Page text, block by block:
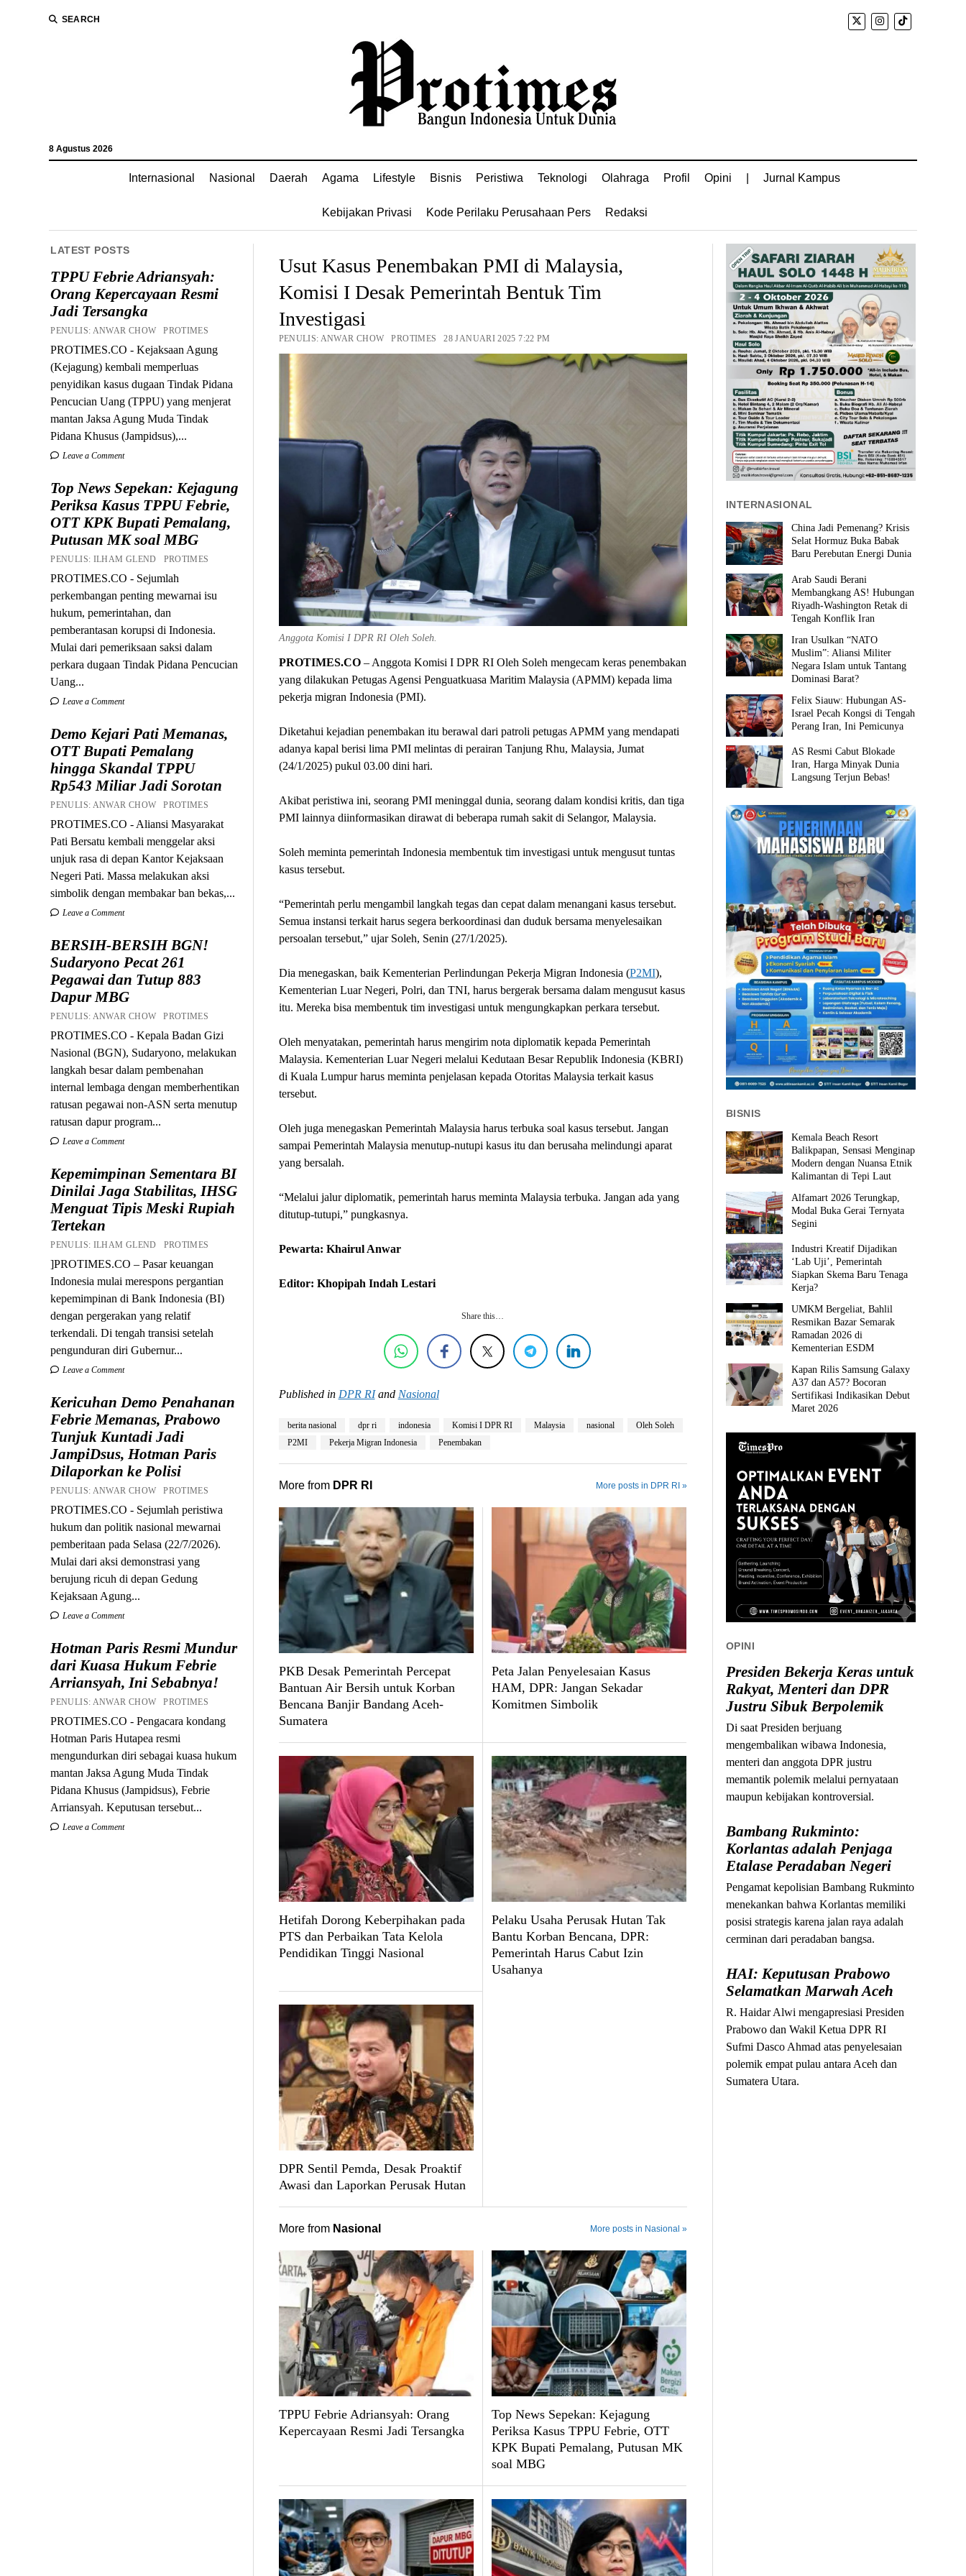
SEARCH
8 Agustus 2026
Internasional Nasional Daerah Agama Lifestyle Bisnis Peristiwa Teknologi Olahraga Profil Opini Jurnal Kampus
Kebijakan Privasi Kode Perilaku Perusahaan Pers Redaksi
LATEST POSTS
TPPU Febrie Adriansyah:
Orang Kepercayaan Resmi
Jadi Tersangka
PENULIS: ANWAR CHOW PROTIMES
PROTIMES.CO - Kejaksaan Agung
(Kejagung) kembali memperluas
penyidikan kasus dugaan Tindak Pidana
Pencucian Uang (TPPU) yang menjerat
mantan Jaksa Agung Muda Tindak
Pidana Khusus (Jampidsus),...
Leave a Comment
Top News Sepekan: Kejagung
Periksa Kasus TPPU Febrie,
OTT KPK Bupati Pemalang,
Putusan MK soal MBG
PENULIS: ILHAM GLEND PROTIMES
PROTIMES.CO - Sejumlah
perkembangan penting mewarnai isu
hukum, pemerintahan, dan
pemberantasan korupsi di Indonesia.
Mulai dari pemeriksaan saksi dalam
perkara dugaan Tindak Pidana Pencucian
Uang...
Leave a Comment
Demo Kejari Pati Memanas,
OTT Bupati Pemalang
hingga Skandal TPPU
Rp543 Miliar Jadi Sorotan
PENULIS: ANWAR CHOW PROTIMES
PROTIMES.CO - Aliansi Masyarakat
Pati Bersatu kembali menggelar aksi
unjuk rasa di depan Kantor Kejaksaan
Negeri Pati. Massa melakukan aksi
simbolik dengan membakar ban bekas,...
Leave a Comment
BERSIH-BERSIH BGN!
Sudaryono Pecat 261
Pegawai dan Tutup 883
Dapur MBG
PENULIS: ANWAR CHOW PROTIMES
PROTIMES.CO - Kepala Badan Gizi
Nasional (BGN), Sudaryono, melakukan
langkah besar dalam pembenahan
internal lembaga dengan memberhentikan
ratusan pegawai non-ASN serta menutup
ratusan dapur program...
Leave a Comment
Kepemimpinan Sementara BI
Dinilai Jaga Stabilitas, IHSG
Menguat Tipis Meski Rupiah
Tertekan
PENULIS: ILHAM GLEND PROTIMES
]PROTIMES.CO – Pasar keuangan
Indonesia mulai merespons pergantian
kepemimpinan di Bank Indonesia (BI)
dengan pergerakan yang relatif
terkendali. Di tengah transisi setelah
pengunduran diri Gubernur...
Leave a Comment
Kericuhan Demo Penahanan
Febrie Memanas, Prabowo
Tunjuk Kuntadi Jadi
JampiDsus, Hotman Paris
Dilaporkan ke Polisi
PENULIS: ANWAR CHOW PROTIMES
PROTIMES.CO - Sejumlah peristiwa
hukum dan politik nasional mewarnai
pemberitaan pada Selasa (22/7/2026).
Mulai dari aksi demonstrasi yang
berujung ricuh di depan Gedung
Kejaksaan Agung...
Leave a Comment
Hotman Paris Resmi Mundur
dari Kuasa Hukum Febrie
Arriansyah, Ini Sebabnya!
PENULIS: ANWAR CHOW PROTIMES
PROTIMES.CO - Pengacara kondang
Hotman Paris Hutapea resmi
mengundurkan diri sebagai kuasa hukum
mantan Jaksa Agung Muda Tindak
Pidana Khusus (Jampidsus), Febrie
Arriansyah. Keputusan tersebut...
Leave a Comment
Usut Kasus Penembakan PMI di Malaysia,
Komisi I Desak Pemerintah Bentuk Tim
Investigasi
PENULIS: ANWAR CHOW PROTIMES 28 JANUARI 2025 7:22 PM
Anggota Komisi I DPR RI Oleh Soleh.
PROTIMES.CO– Anggota Komisi I DPR RI Oleh Soleh mengecam keras penembakan
yang dilakukan Petugas Agensi Penguatkuasa Maritim Malaysia (APMM) kepada lima
pekerja migran Indonesia (PMI).
Diketahui kejadian penembakan itu berawal dari patroli petugas APMM yang mendapati
adanya kapal berisi lima PMI melintas di perairan Tanjung Rhu, Malaysia, Jumat
(24/1/2025) pukul 03.00 dini hari.
Akibat peristiwa ini, seorang PMI meninggal dunia, seorang dalam kondisi kritis, dan tiga
PMI lainnya diinformasikan dirawat di beberapa rumah sakit di Selangor, Malaysia.
Soleh meminta pemerintah Indonesia membentuk tim investigasi untuk mengusut tuntas
kasus tersebut.
“Pemerintah perlu mengambil langkah tegas dan cepat dalam menangani kasus tersebut.
Semua instansi terkait harus segera berkoordinasi dan duduk bersama menyelesaikan
persoalan tersebut,” ujar Soleh, Senin (27/1/2025).
Dia menegaskan, baik Kementerian Perlindungan Pekerja Migran Indonesia (P2MI),
Kementerian Luar Negeri, Polri, dan TNI, harus bergerak bersama dalam mengusut kasus
itu. Mereka bisa membentuk tim investigasi untuk mengungkapkan perkara tersebut.
Oleh menyatakan, pemerintah harus mengirim nota diplomatik kepada Pemerintah
Malaysia. Kementerian Luar Negeri melalui Kedutaan Besar Republik Indonesia (KBRI)
di Kuala Lumpur harus meminta penjelasan kepada Otoritas Malaysia terkait kasus
tersebut.
Oleh juga menegaskan Pemerintah Malaysia harus terbuka soal kasus tersebut. Jangan
sampai Pemerintah Malaysia menutup-nutupi kasus itu dan berusaha melindungi aparat
yang bersalah.
“Melalui jalur diplomatik, pemerintah harus meminta Malaysia terbuka. Jangan ada yang
ditutup-tutupi,” pungkasnya.
Pewarta: Khairul Anwar
Editor: Khopipah Indah Lestari
Share this…
Published in DPR RIand Nasional
berita nasional dpr ri indonesia Komisi I DPR RI Malaysia nasional
Oleh Soleh
P2MI
Pekerja Migran Indonesia Penembakan
More from DPR RI More posts in DPR RI »
PKB Desak Pemerintah Percepat
Bantuan Air Bersih untuk Korban
Bencana Banjir Bandang Aceh-
Sumatera
Peta Jalan Penyelesaian Kasus
HAM, DPR: Jangan Sekadar
Komitmen Simbolik
Hetifah Dorong Keberpihakan pada
PTS dan Perbaikan Tata Kelola
Pendidikan Tinggi Nasional
Pelaku Usaha Perusak Hutan Tak
Bantu Korban Bencana, DPR:
Pemerintah Harus Cabut Izin
Usahanya
DPR Sentil Pemda, Desak Proaktif
Awasi dan Laporkan Perusak Hutan
More from Nasional More posts in Nasional »
TPPU Febrie Adriansyah: Orang
Kepercayaan Resmi Jadi Tersangka
Top News Sepekan: Kejagung
Periksa Kasus TPPU Febrie, OTT
KPK Bupati Pemalang, Putusan MK
soal MBG
INTERNASIONAL
China Jadi Pemenang? Krisis
Selat Hormuz Buka Babak
Baru Perebutan Energi Dunia
Arab Saudi Berani
Membangkang AS! Hubungan
Riyadh-Washington Retak di
Tengah Konflik Iran
Iran Usulkan “NATO
Muslim”: Aliansi Militer
Negara Islam untuk Tantang
Dominasi Barat?
Felix Siauw: Hubungan AS-
Israel Pecah Kongsi di Tengah
Perang Iran, Ini Pemicunya
AS Resmi Cabut Blokade
Iran, Harga Minyak Dunia
Langsung Terjun Bebas!
BISNIS
Kemala Beach Resort
Balikpapan, Sensasi Menginap
Modern dengan Nuansa Etnik
Kalimantan di Tepi Laut
Alfamart 2026 Terungkap,
Modal Buka Gerai Ternyata
Segini
Industri Kreatif Dijadikan
‘Lab Uji’, Pemerintah
Siapkan Skema Baru Tenaga
Kerja?
UMKM Bergeliat, Bahlil
Resmikan Bazar Semarak
Ramadan 2026 di
Kementerian ESDM
Kapan Rilis Samsung Galaxy
A37 dan A57? Bocoran
Sertifikasi Indikasikan Debut
Maret 2026
OPINI
Presiden Bekerja Keras untuk
Rakyat, Menteri dan DPR
Justru Sibuk Berpolemik
Di saat Presiden berjuang
mengembalikan wibawa Indonesia,
menteri dan anggota DPR justru
memantik polemik melalui pernyataan
maupun kebijakan kontroversial.
Bambang Rukminto:
Korlantas adalah Penjaga
Etalase Peradaban Negeri
Pengamat kepolisian Bambang Rukminto
menekankan bahwa Korlantas memiliki
posisi strategis karena jalan raya adalah
cerminan dari peradaban bangsa.
HAI: Keputusan Prabowo
Selamatkan Marwah Aceh
R. Haidar Alwi mengapresiasi Presiden
Prabowo dan Wakil Ketua DPR RI
Sufmi Dasco Ahmad atas penyelesaian
polemik empat pulau antara Aceh dan
Sumatera Utara.